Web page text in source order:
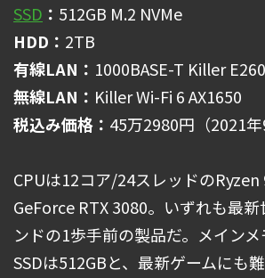
SSD ： 512GB M.2 NVMe
HDD： 2TB
有線LAN： 1000BASE-T Killer
無線LAN： Killer Wi-Fi 6 AX1650
税込み価格： 45万2980円（2021年
CPUは12コア/24スレッドのRyzen
GeForce RTX 3080。いずれも最
ンドの1歩手前の製品だ。メインメ
SSDは512GBと、最新ゲームにも